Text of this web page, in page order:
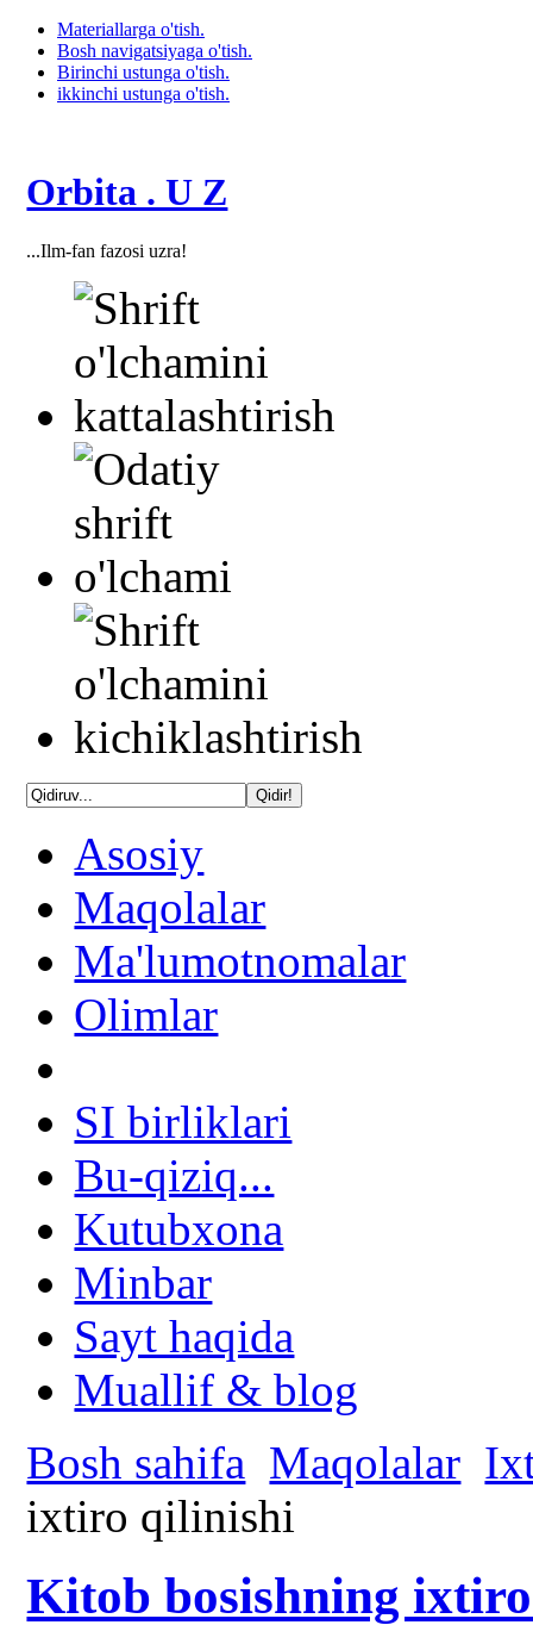
Materiallarga o'tish.
Bosh navigatsiyaga o'tish.
Birinchi ustunga o'tish.
ikkinchi ustunga o'tish.
Orbita . U Z
...Ilm-fan fazosi uzra!
Asosiy
Maqolalar
Ma'lumotnomalar
Olimlar
SI birliklari
Bu-qiziq...
Kutubxona
Minbar
Sayt haqida
Muallif & blog
Bosh sahifa Maqolalar
ixtiro qilinishi
Kitob bosishning